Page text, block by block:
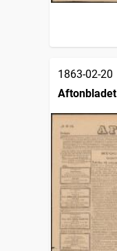
1863-02-20
Aftonbladet